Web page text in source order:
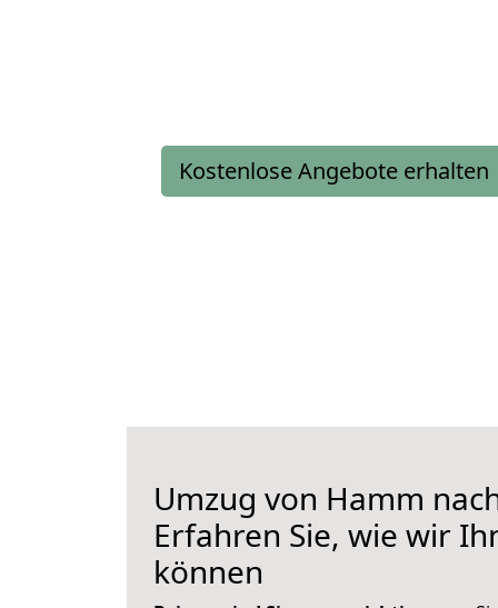
Kostenlose Angebote erhalten
Umzug von Hamm
Erfahren Sie, wie wir
können